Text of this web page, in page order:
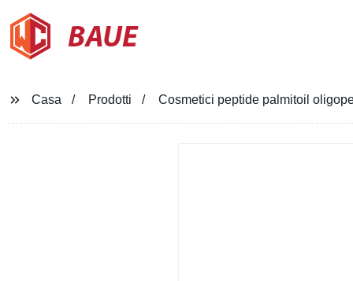
BAUE
Casa Prodotti Cosmetici peptide palmitoil